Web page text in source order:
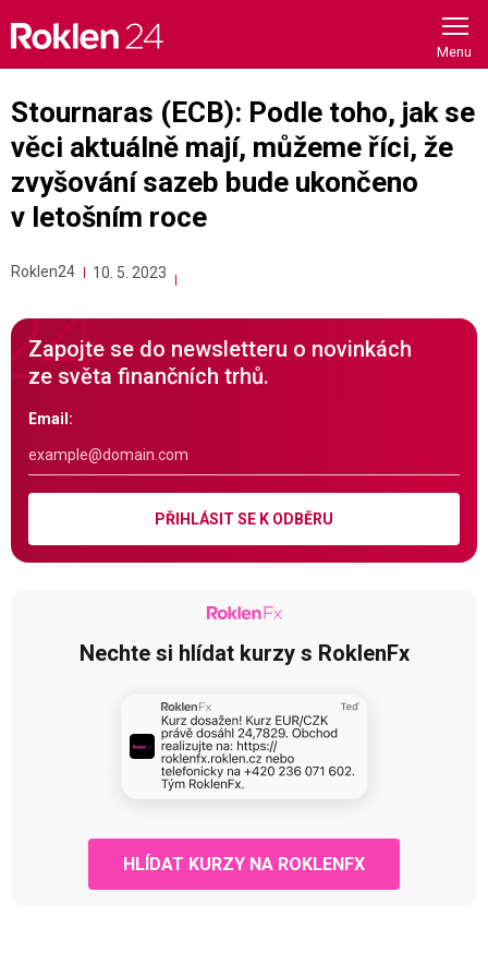
content
Stournaras (ECB): Podle toho, jak se
věci aktuálně mají, můžeme říci, že
zvyšování sazeb bude ukončeno
v letošním roce
Roklen24 10. 5. 2023
Zapojte se do newsletteru o novinkách
ze světa finančních trhů.
Email:
PŘIHLÁSIT SE K ODBĚRU
Nechte si hlídat kurzy s RoklenFx
HLÍDAT KURZY NA ROKLENFX